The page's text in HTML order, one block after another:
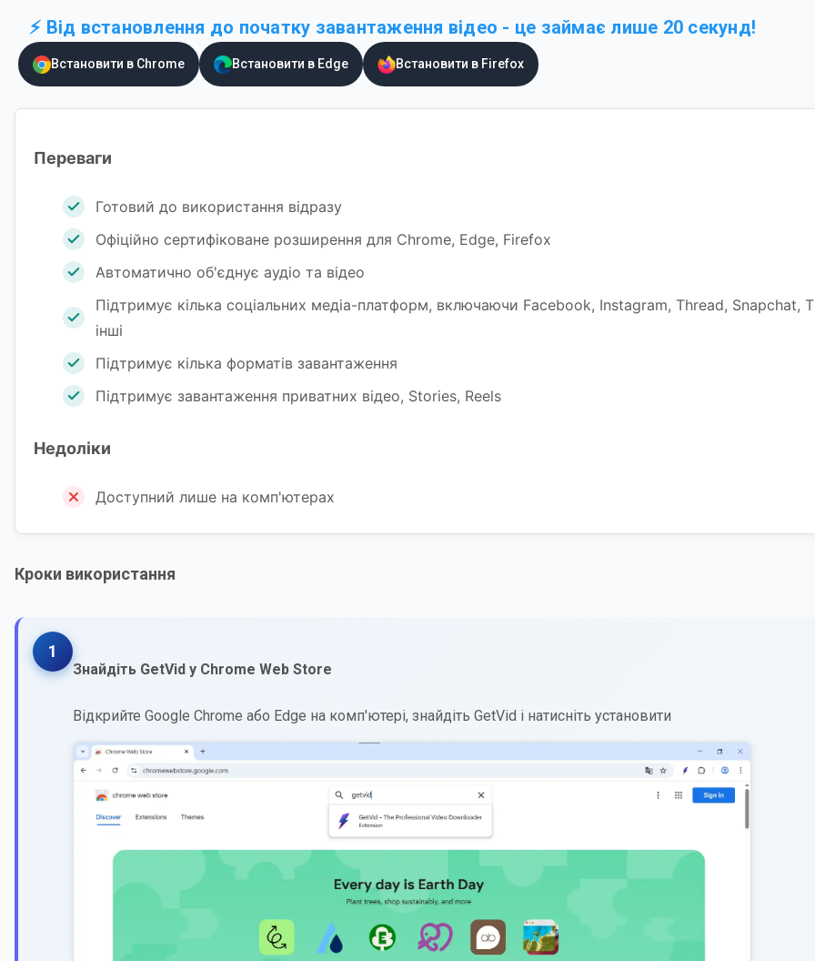
⚡ Від встановлення до початку завантаження відео - це займає лише 20 секунд!
Встановити в Chrome Встановити в Edge Встановити в Firefox
Переваги
Готовий до використання відразу
Офіційно сертифіковане розширення для Chrome, Edge, Firefox
Автоматично об'єднує аудіо та відео
Підтримує кілька соціальних медіа-платформ, включаючи Facebook, Instagram, Thread, Snapchat,
інші
Підтримує кілька форматів завантаження
Підтримує завантаження приватних відео, Stories, Reels
Недоліки
Доступний лише на комп'ютерах
Кроки використання
1
Знайдіть GetVid у Chrome Web Store
Відкрийте Google Chrome або Edge на комп'ютері, знайдіть GetVid і натисніть установити